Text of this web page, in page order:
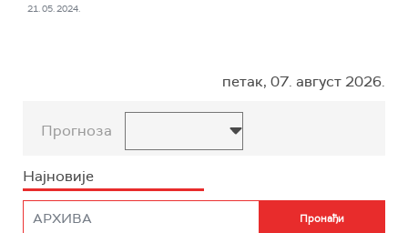
21. 05. 2024.
петак, 07. август 2026.
Прогноза
Најновије